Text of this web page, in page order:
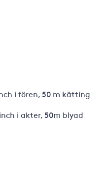
i fören, 50 m kätting
i akter, 50m blyad